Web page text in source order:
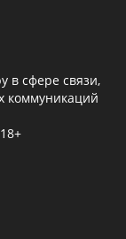
в сфере связи,
коммуникаций